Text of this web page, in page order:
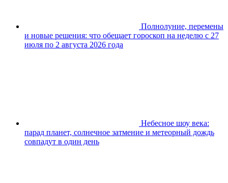
Полнолуние, перемены
и новые решения: что обещает гороскоп на неделю с 27
июля по 2 августа 2026 года
Небесное шоу века:
парад планет, солнечное затмение и метеорный дождь
совпадут в один день